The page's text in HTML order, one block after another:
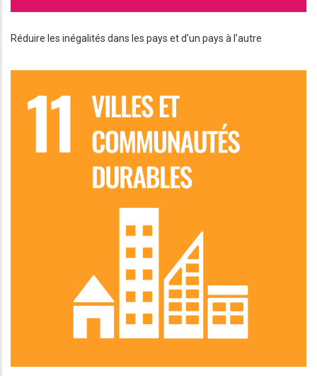
Réduire les inégalités dans les pays et d’un pays à l’autre